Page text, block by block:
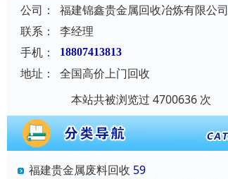
公司：
福建锦鑫贵金属回收冶炼有限公司
联系：
李经理
手机：
18807413813
地址：
全国高价上门回收
本站共被浏览过 4700636 次
福建贵金属废料回收 59